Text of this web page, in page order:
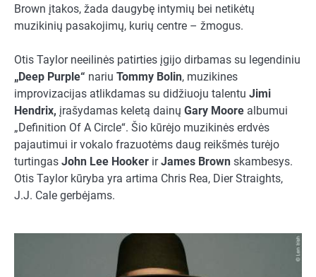
Brown įtakos, žada daugybę intymių bei netikėtų
muzikinių pasakojimų, kurių centre – žmogus.
Otis Taylor neeilinės patirties įgijo dirbamas su legendiniu
„Deep Purple“ nariu Tommy Bolin, muzikines
improvizacijas atlikdamas su didžiuoju talentu Jimi
Hendrix, įrašydamas keletą dainų Gary Moore albumui
„Definition Of A Circle“. Šio kūrėjo muzikinės erdvės
pajautimui ir vokalo frazuotėms daug reikšmės turėjo
turtingas John Lee Hooker irJames Brown skambesys.
Otis Taylor kūryba yra artima Chris Rea, Dier Straights,
J.J. Cale gerbėjams.